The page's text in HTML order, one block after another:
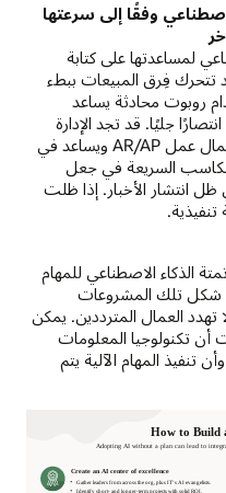
وفقًا إلى سرعتها
لمساعدتها على كتابة
تتحرك فِرق المبيعات ببطء
روبوت محادثة يساعد
جليًا. قد تجد الإدارة
المالية أن الذكاء الاصطناعي يخفف أحمال عمل AR/AP ويساعد في
السريعة في جعل
انتشار الأخبار. إذا ظلت
الذكاء الاصطناعي للمهام
شكل تلك المشروعات
العمال المترددين. يمكن
أن تكنولوجيا المعلومات
تنفيذ المهام الآلية يتم